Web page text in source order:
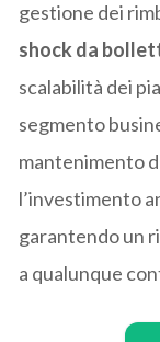
gestione dei
shock da
scalabilità dei
segmento
mantenimento
l’investimento
garantendo un
a qualunque